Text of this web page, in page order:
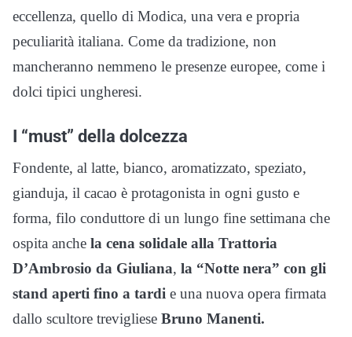
eccellenza, quello di Modica, una vera e propria
peculiarità italiana. Come da tradizione, non
mancheranno nemmeno le presenze europee, come i
dolci tipici ungheresi.
I “must” della dolcezza
Fondente, al latte, bianco, aromatizzato, speziato,
gianduja, il cacao è protagonista in ogni gusto e
forma, filo conduttore di un lungo fine settimana che
ospita anche la cena solidale alla Trattoria
D’Ambrosio da Giuliana, la “Notte nera” con gli
stand aperti fino a tardi e una nuova opera firmata
dallo scultore trevigliese Bruno Manenti.